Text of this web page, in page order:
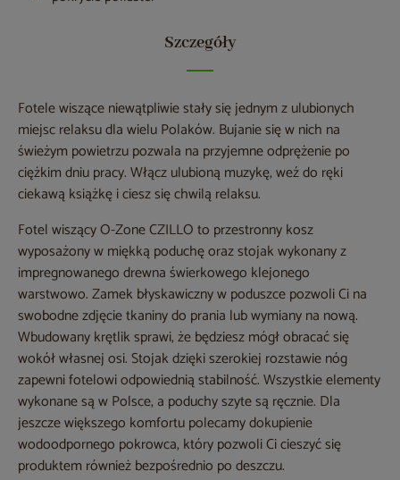
Szczegóły
Fotele wiszące niewątpliwie stały się jednym z ulubionych
miejsc relaksu dla wielu Polaków. Bujanie się w nich na
świeżym powietrzu pozwala na przyjemne odprężenie po
ciężkim dniu pracy. Włącz ulubioną muzykę, weź do ręki
ciekawą książkę i ciesz się chwilą relaksu.
Fotel wiszący O-Zone CZILLO to przestronny kosz
wyposażony w miękką poduchę oraz stojak wykonany z
impregnowanego drewna świerkowego klejonego
warstwowo. Zamek błyskawiczny w poduszce pozwoli Ci na
swobodne zdjęcie tkaniny do prania lub wymiany na nową.
Wbudowany krętlik sprawi, że będziesz mógł obracać się
wokół własnej osi. Stojak dzięki szerokiej rozstawie nóg
zapewni fotelowi odpowiednią stabilność. Wszystkie elementy
wykonane są w Polsce, a poduchy szyte są ręcznie. Dla
jeszcze większego komfortu polecamy dokupienie
wodoodpornego pokrowca, który pozwoli Ci cieszyć się
produktem również bezpośrednio po deszczu.